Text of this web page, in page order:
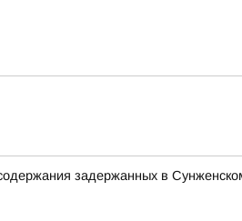
задержанных в